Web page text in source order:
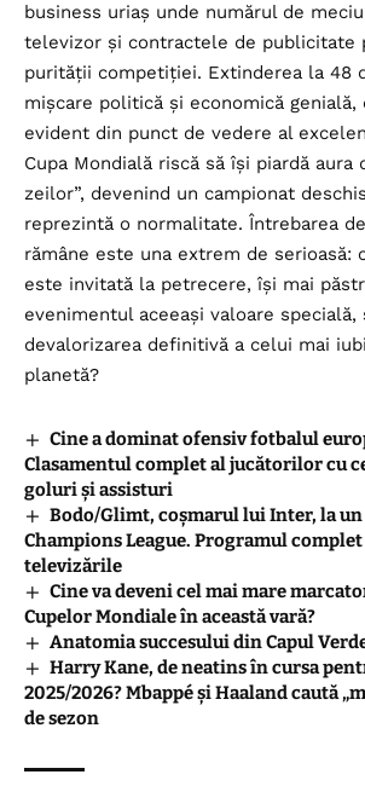
business uriaș unde numărul de
televizor și contractele de publicitate
purității competiției. Extinderea la 48
mișcare politică și economică genială,
evident din punct de vedere al
Cupa Mondială riscă să își piardă aura
zeilor”, devenind un campionat
reprezintă o normalitate. Întrebarea
rămâne este una extrem de serioasă:
este invitată la petrecere, își mai
evenimentul aceeași valoare specială,
devalorizarea definitivă a celui mai
planetă?
Cine a dominat ofensiv fotbalul
Clasamentul complet al jucătorilor cu
goluri și assisturi
Bodo/Glimt, coșmarul lui Inter, la
Champions League. Programul
televizările
Cine va deveni cel mai mare
Cupelor Mondiale în această vară?
Anatomia succesului din Capul
Harry Kane, de neatins în cursa
2025/2026? Mbappé și Haaland caută
de sezon